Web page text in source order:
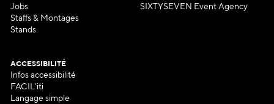
Jobs
Staffs & Montages
Stands
SIXTYSEVEN Event Agency
ACCESSIBILITÉ
Infos accessibilité
FACIL'iti
Langage simple